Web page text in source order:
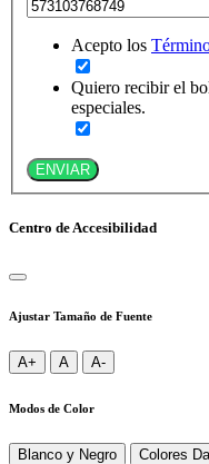
Acepto los
Quiero recibir el
especiales.
ENVIAR
Centro de Accesibilidad
Ajustar Tamaño de Fuente
A+ A A-
Modos de Color
Blanco y Negro